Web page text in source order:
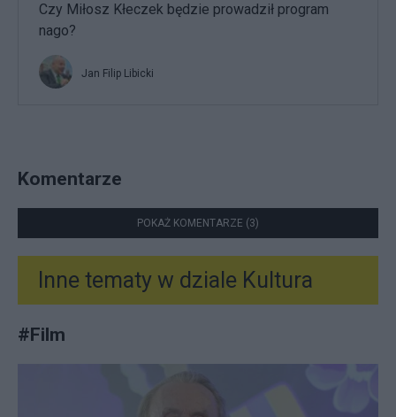
Czy Miłosz Kłeczek będzie prowadził program
nago?
Jan Filip Libicki
Komentarze
POKAŻ KOMENTARZE (3)
Inne tematy w dziale Kultura
#Film